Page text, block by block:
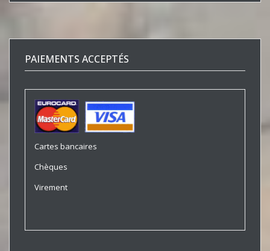
PAIEMENTS ACCEPTÉS
Cartes bancaires
Chèques
Virement